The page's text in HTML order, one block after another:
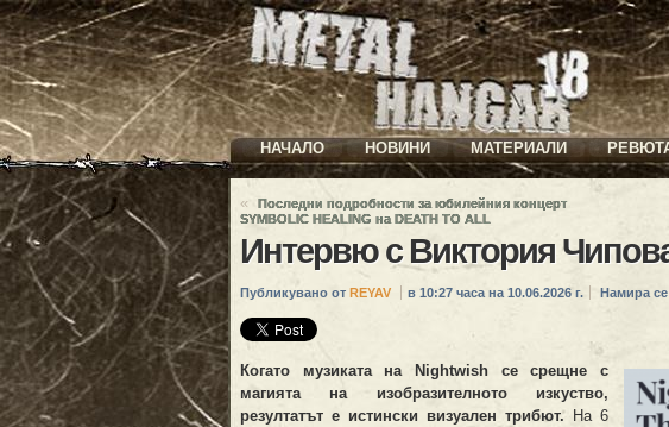
НАЧАЛО НОВИНИ МАТЕРИАЛИ
«
Последни подробности за юбилейния концерт
SYMBOLIC HEALING на DEATH TO ALL
Интервю с Виктория
Публикувано от REYAV в 10:27 часа на 10.06.2026 г. Намира
Когато музиката на Nightwish се срещне с
магията на изобразителното изкуство,
резултатът е истински визуален трибют. На 6